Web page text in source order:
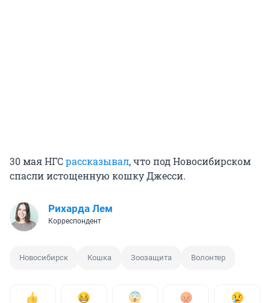
30 мая НГСрассказывал, что под Новосибирском
спасли истощенную кошку Джесси.
Рихарда Лем
Корреспондент
Новосибирск Кошка Зоозащита Волонтер